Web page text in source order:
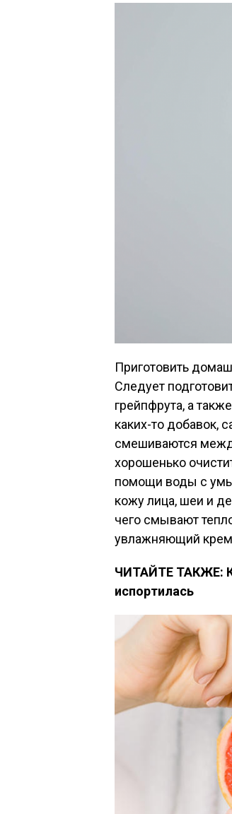
Приготовить
Следует
грейпфрута, а
каких-то добавок,
смешиваются
хорошенько
помощи воды с
кожу лица, шеи и
чего смывают
увлажняющий
ЧИТАЙТЕ ТАКЖЕ:
испортилась